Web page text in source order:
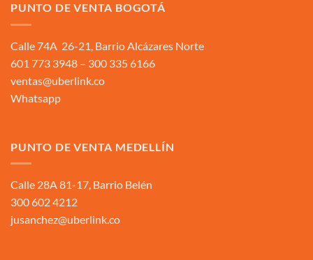
PUNTO DE VENTA BOGOTÁ
Calle 74A 26-21, Barrio Alcázares Norte
601 773 3948 – 300 335 6166
ventas@uberlink.co
Whatsapp
PUNTO DE VENTA MEDELLÍN
Calle 28A 81-17, Barrio Belén
300 602 4212
jusanchez@uberlink.co